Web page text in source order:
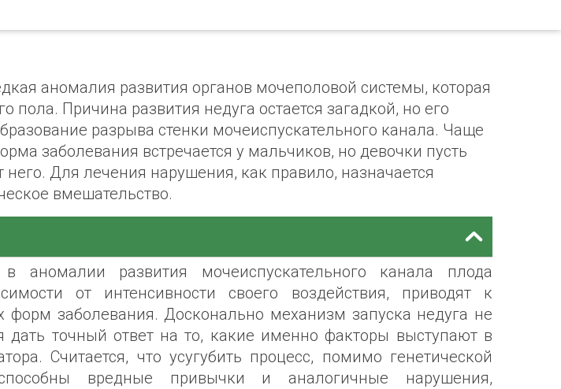
аномалия развития органов мочеполовой системы, которая
пола. Причина развития недуга остается загадкой, но его
разрыва стенки мочеиспускательного канала. Чаще
заболевания встречается у мальчиков, но девочки пусть
него. Для лечения нарушения, как правило, назначается
вмешательство.
аномалии развития мочеиспускательного канала плода
от интенсивности своего воздействия, приводят к
форм заболевания. Досконально механизм запуска недуга не
дать точный ответ на то, какие именно факторы выступают в
Считается, что усугубить процесс, помимо генетической
способны вредные привычки и аналогичные нарушения,